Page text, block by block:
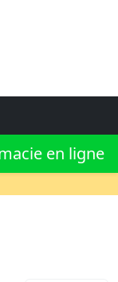
en ligne